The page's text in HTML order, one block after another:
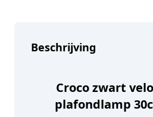
Beschrijving
Croco zwart
plafondlamp